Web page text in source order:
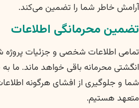
آرامش خاطر شما را تضمین می‌کند.
تضمین محرمانگی اطلاعات
تمامی اطلاعات شخصی و جزئیات
انگشتی محرمانه باقی خواهد ماند.
شما و جلوگیری از افشای هرگونه
متعهد هستیم.